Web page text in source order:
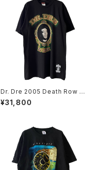
Dr. Dre 2005 Death Row Re
cords The Chronic Rap Te
e
¥31,800